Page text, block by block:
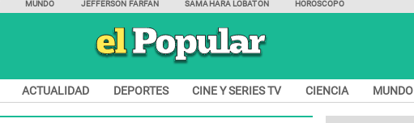
MUNDO JEFFERSON FARFÁN SAMAHARA LOBATÓN HORÓSCOPO
ACTUALIDAD DEPORTES CINE Y SERIES TV CIENCIA MUNDO